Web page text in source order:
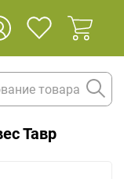
Тавр